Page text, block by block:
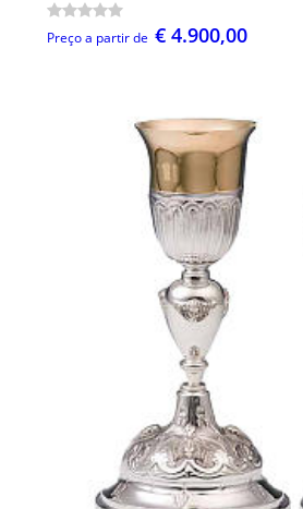
Preço a partir de € 4.900,00